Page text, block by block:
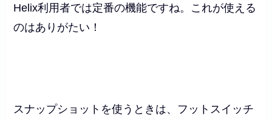
Helix利用者では定番の機能ですね。これが使える
のはありがたい！
スナップショットを使うときは、フットスイッチ